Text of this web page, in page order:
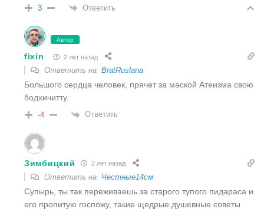
3 Ответить
Автор
fixin 2 лет назад
Ответить на BratRuslana
Большого сердца человек, прячет за маской Атеизма свою
бодхичитту.
-4 Ответить
Зимбицкий 2 лет назад
Ответить на Честные14см
Супырь, ты так переживаешь за старого тупого пидараса и
его пропитую госпожу, такие щедрые душевные советы